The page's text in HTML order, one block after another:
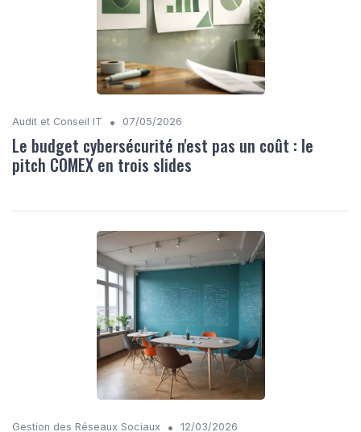
Audit et Conseil IT • 07/05/2026
Le budget cybersécurité n'est pas un coût : le
pitch COMEX en trois slides
Gestion des Réseaux Sociaux • 12/03/2026